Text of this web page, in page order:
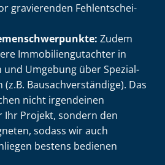
gravierenden Fehl­ent­schei­
Zudem
Im­mo­bi­li­en­gut­ach­ter in
und Umgebung über Spe­zi­al­
Bau­sach­ver­stän­di­ge). Das
nicht irgendeinen
Ihr Projekt, sondern den
sodass wir auch
bestens bedienen